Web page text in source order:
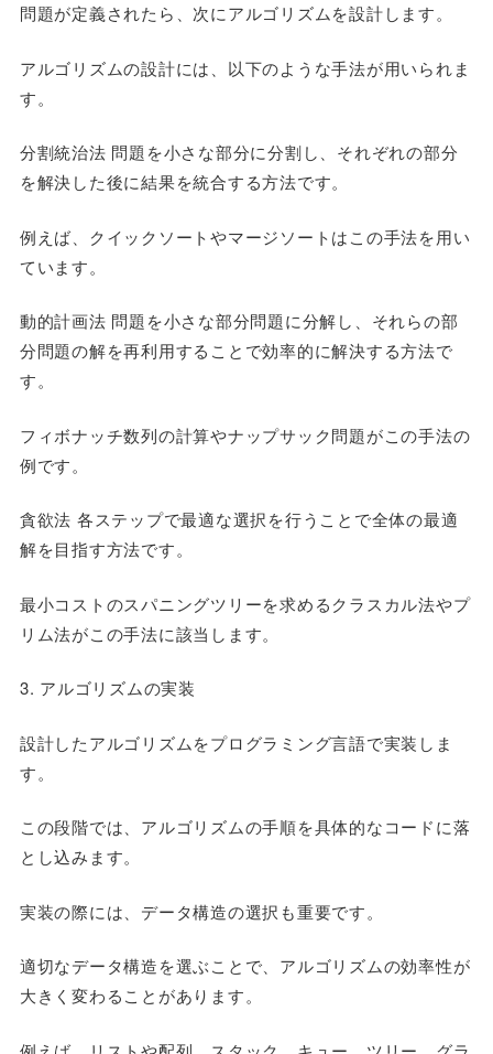
問題が定義されたら、次にアルゴリズムを設計します。
アルゴリズムの設計には、以下のような手法が用いられま
す。
分割統治法 問題を小さな部分に分割し、それぞれの部分
を解決した後に結果を統合する方法です。
例えば、クイックソートやマージソートはこの手法を用い
ています。
動的計画法 問題を小さな部分問題に分解し、それらの部
分問題の解を再利用することで効率的に解決する方法で
す。
フィボナッチ数列の計算やナップサック問題がこの手法の
例です。
貪欲法 各ステップで最適な選択を行うことで全体の最適
解を目指す方法です。
最小コストのスパニングツリーを求めるクラスカル法やプ
リム法がこの手法に該当します。
3. アルゴリズムの実装
設計したアルゴリズムをプログラミング言語で実装しま
す。
この段階では、アルゴリズムの手順を具体的なコードに落
とし込みます。
実装の際には、データ構造の選択も重要です。
適切なデータ構造を選ぶことで、アルゴリズムの効率性が
大きく変わることがあります。